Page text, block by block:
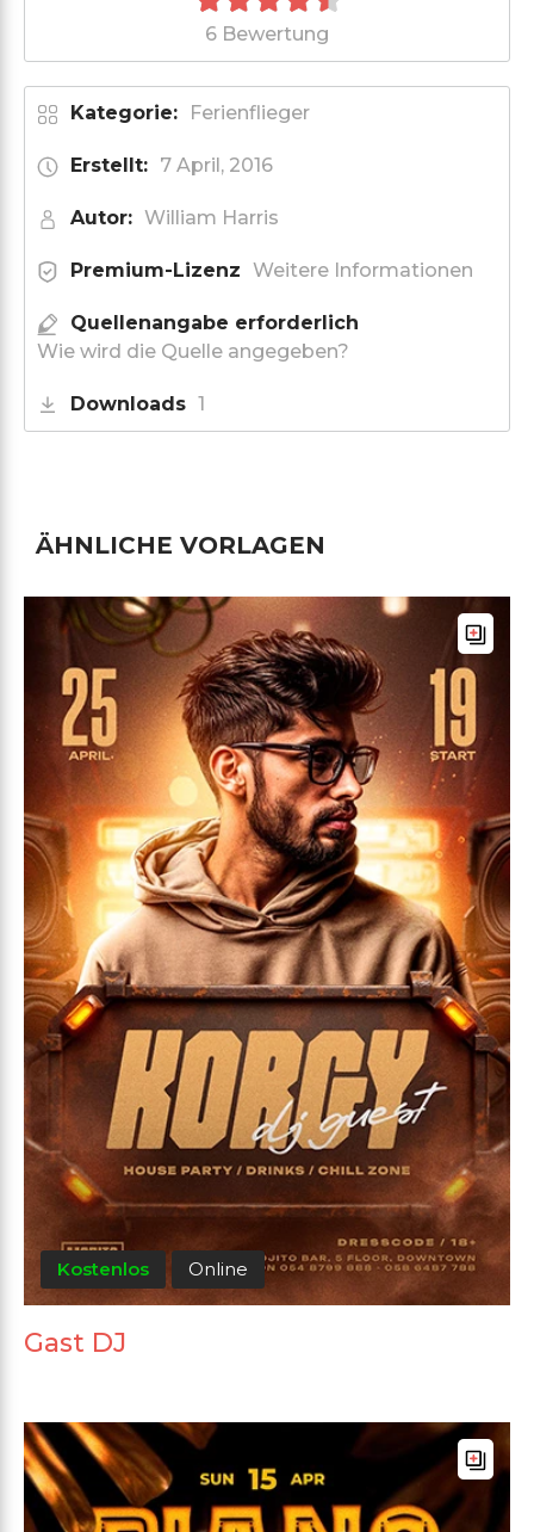
6 Bewertung
Kategorie: Ferienflieger
Erstellt: 7 April, 2016
Autor: William Harris
Premium-Lizenz Weitere Informationen
Quellenangabe erforderlich
Wie wird die Quelle angegeben?
Downloads 1
ÄHNLICHE VORLAGEN
Kostenlos Online
Gast DJ